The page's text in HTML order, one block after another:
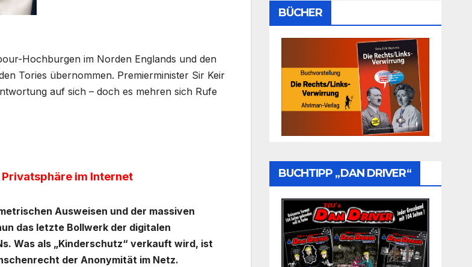
Hochburgen im Norden Englands und den
Tories übernommen. Premierminister Sir Keir
auf sich – doch es mehren sich Rufe
Privatsphäre im Internet
Ausweisen und der massiven
das letzte Bollwerk der digitalen
Was als „Kinderschutz“ verkauft wird, ist
der Anonymität im Netz.
BÜCHER
BUCHTIPP „DAN DRIVER“